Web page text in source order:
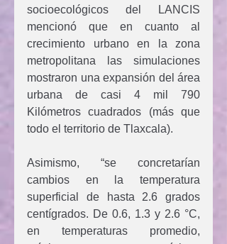
socioecológicos del LANCIS
mencionó que en cuanto al
crecimiento urbano en la zona
metropolitana las simulaciones
mostraron una expansión del área
urbana de casi 4 mil 790
Kilómetros cuadrados (más que
todo el territorio de Tlaxcala).
Asimismo, “se concretarían
cambios en la temperatura
superficial de hasta 2.6 grados
centígrados. De 0.6, 1.3 y 2.6 °C,
en temperaturas promedio,